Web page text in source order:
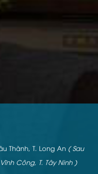
Thành, T. Long An ( Sau
Công, T. Tây Ninh )